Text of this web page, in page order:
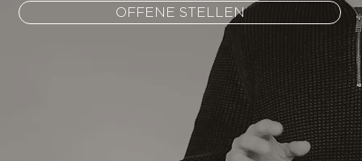
OFFENE STELLEN